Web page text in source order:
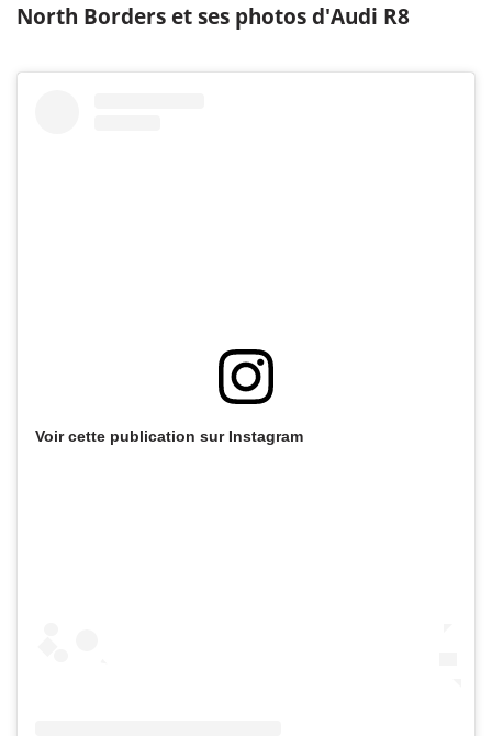
North Borders et ses photos d'Audi R8
Voir cette publication sur Instagram